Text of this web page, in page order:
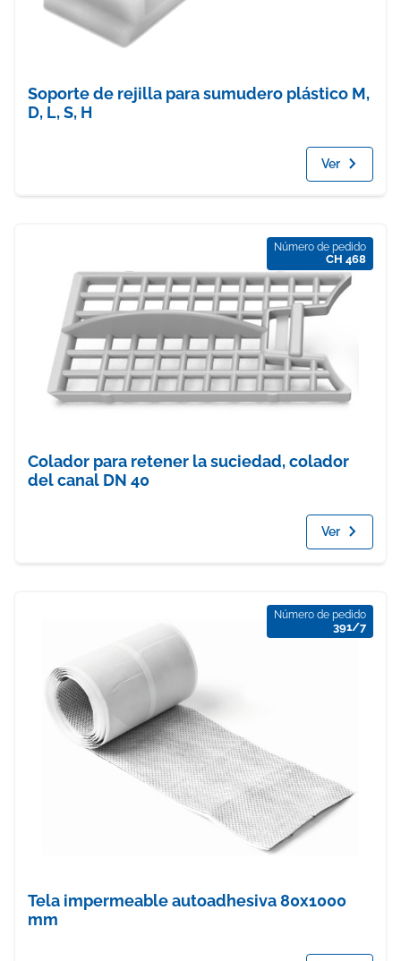
Soporte de rejilla para sumudero plástico M,
D, L, S, H
Ver
Número de pedido
CH 468
Colador para retener la suciedad, colador
del canal DN 40
Ver
Número de pedido
391/7
Tela impermeable autoadhesiva 80x1000
mm